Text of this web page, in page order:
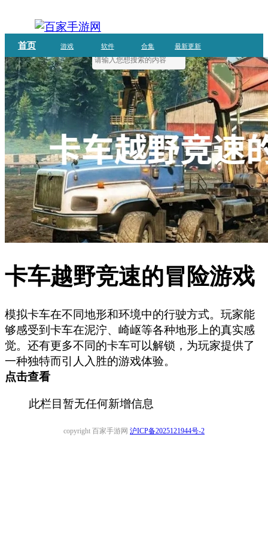
首页 游戏 软件 合集 最新更新
卡车越野竞速的冒险游戏
模拟卡车在不同地形和环境中的行驶方式。玩家能
够感受到卡车在泥泞、崎岖等各种地形上的真实感
觉。还有更多不同的卡车可以解锁，为玩家提供了
一种独特而引人入胜的游戏体验。
点击查看
此栏目暂无任何新增信息
copyright 百家手游网 沪ICP备2025121944号-2